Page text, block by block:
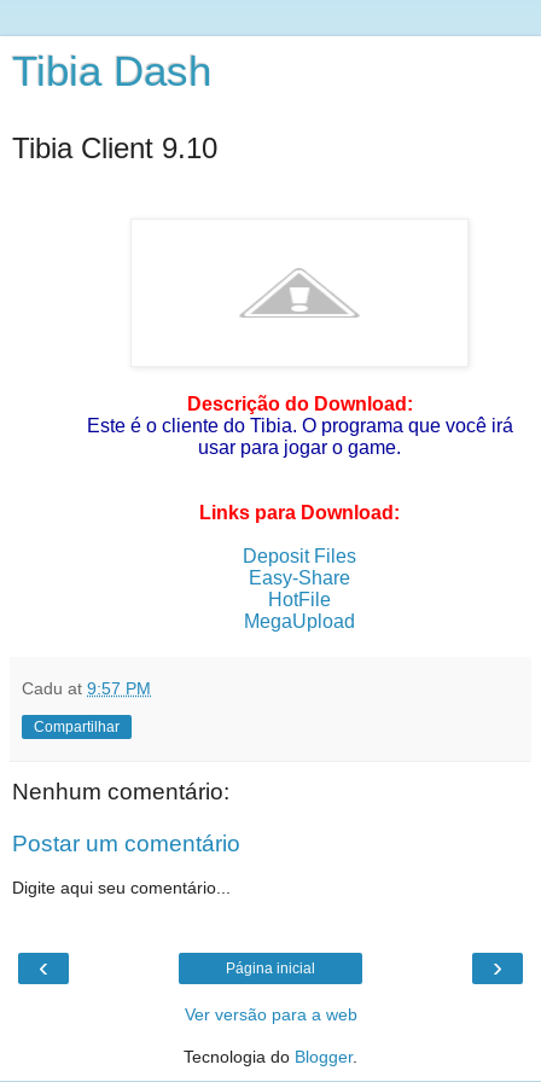
Tibia Dash
Tibia Client 9.10
Descrição do Download:
Este é o cliente do Tibia. O programa que você irá
usar para jogar o game.
Links para Download:
Deposit Files
Easy-Share
HotFile
MegaUpload
Cadu at 9:57 PM
Compartilhar
Nenhum comentário:
Postar um comentário
Digite aqui seu comentário...
‹ ›
Página inicial
Ver versão para a web
Tecnologia do Blogger.